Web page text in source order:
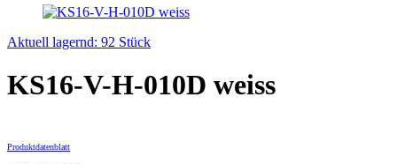
Aktuell lagernd: 92 Stück
KS16-V-H-010D weiss
Produktdatenblatt